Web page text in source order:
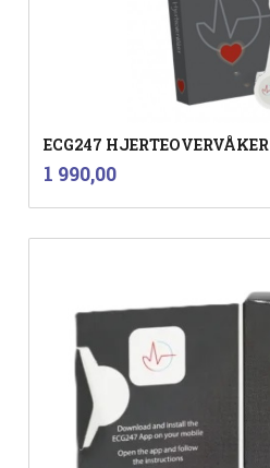
ECG247 HJERTEOVERVÅKER
Pris
1 990,00